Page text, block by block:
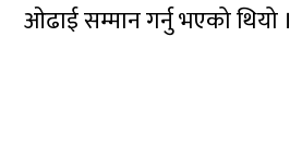
ओढाई सम्मान गर्नु भएको थियो ।